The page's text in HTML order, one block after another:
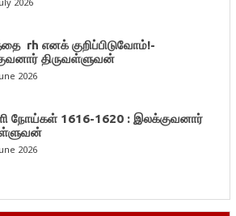
rh எனக் குறிப்பிடுவோம்!-
திருவள்ளுவன்
2026
நோய்கள் 1616-1620 : இலக்குவனார்
2026